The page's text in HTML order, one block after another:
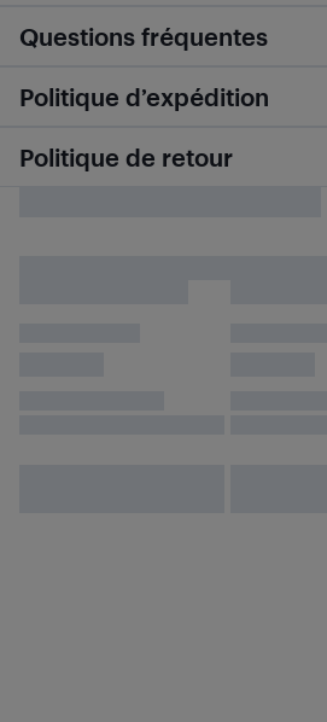
Questions fréquentes
Politique d’expédition
Politique de retour